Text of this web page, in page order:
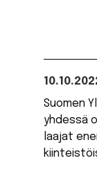
Suomen
yhdessä
laajat